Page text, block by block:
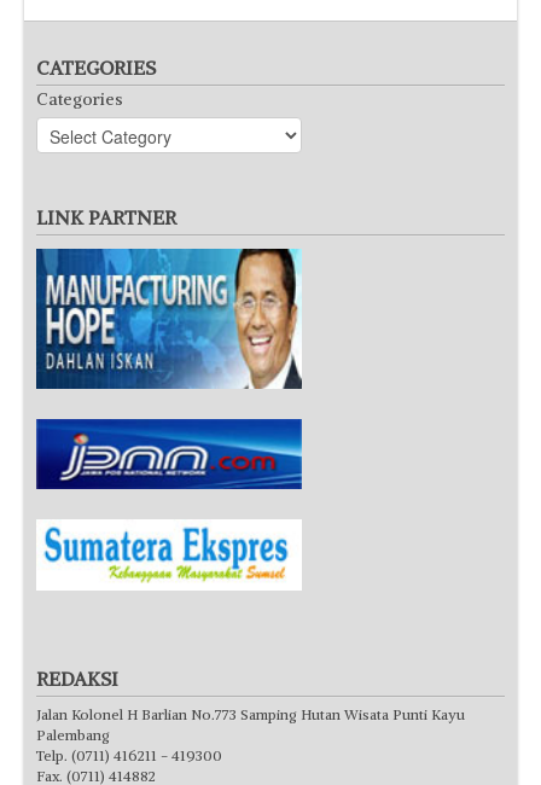
CATEGORIES
Categories
LINK PARTNER
REDAKSI
Jalan Kolonel H Barlian No.773 Samping Hutan Wisata Punti Kayu
Palembang
Telp. (0711) 416211 - 419300
Fax. (0711) 414882